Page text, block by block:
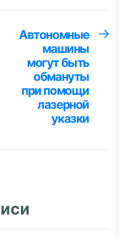
Автономные
машины
могут быть
обмануты
при помощи
лазерной
указки